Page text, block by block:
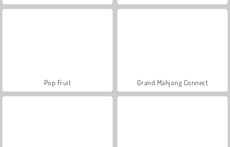
Pop Fruit Grand Mahjong Connect